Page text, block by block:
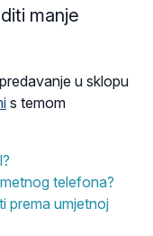
manje
u sklopu
s temom
telefona?
prema umjetnoj